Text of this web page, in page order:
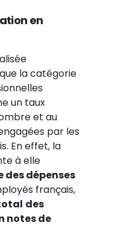
en
la catégorie
un taux
et au
par les
En effet, la
à elle
des dépenses
français,
des
notes de